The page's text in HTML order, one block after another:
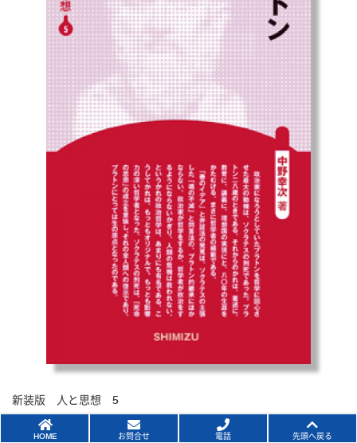
新装版 人と思想 5
プラトン 電子書籍版
HOME お問合せ 電話 先頭へ戻る